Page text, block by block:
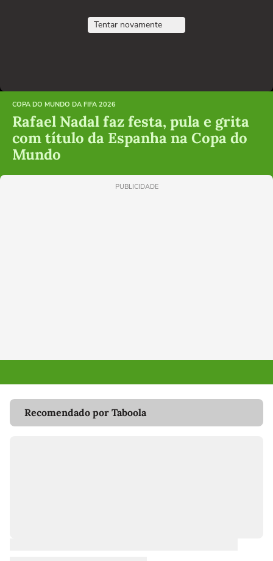
Tentar novamente
COPA DO MUNDO DA FIFA 2026
Rafael Nadal faz festa, pula e grita
com título da Espanha na Copa do
Mundo
PUBLICIDADE
Recomendado por Taboola